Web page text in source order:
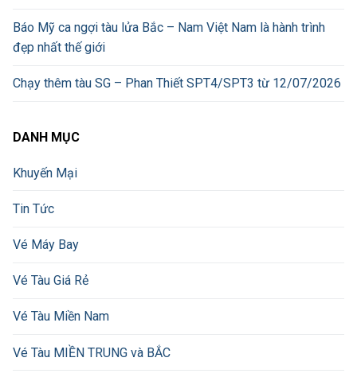
Báo Mỹ ca ngợi tàu lửa Bắc – Nam Việt Nam là hành trình
đẹp nhất thế giới
Chạy thêm tàu SG – Phan Thiết SPT4/SPT3 từ 12/07/2026
DANH MỤC
Khuyến Mại
Tin Tức
Vé Máy Bay
Vé Tàu Giá Rẻ
Vé Tàu Miền Nam
Vé Tàu MIỀN TRUNG và BẮC